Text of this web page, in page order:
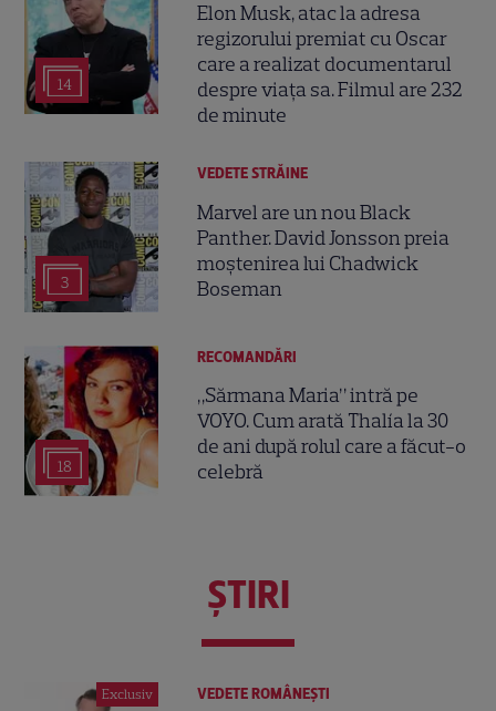
14
Elon Musk, atac la adresa
regizorului premiat cu Oscar
care a realizat documentarul
despre viața sa. Filmul are 232
de minute
3
VEDETE STRĂINE
Marvel are un nou Black
Panther. David Jonsson preia
moștenirea lui Chadwick
Boseman
18
RECOMANDĂRI
„Sărmana Maria” intră pe
VOYO. Cum arată Thalía la 30
de ani după rolul care a făcut-o
celebră
ŞTIRI
Exclusiv VEDETE ROMÂNEŞTI